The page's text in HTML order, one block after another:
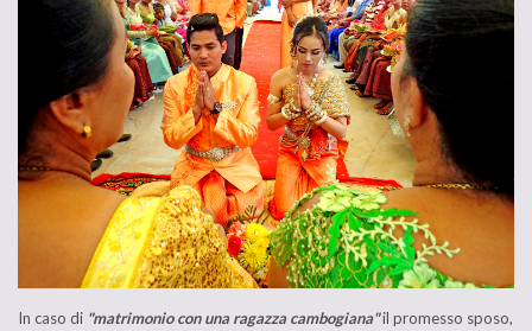
In caso di "matrimonio con una ragazza cambogiana"il promesso sposo,